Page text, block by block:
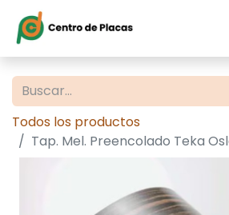
Todos los productos
Tap. Mel. Preencolado Teka